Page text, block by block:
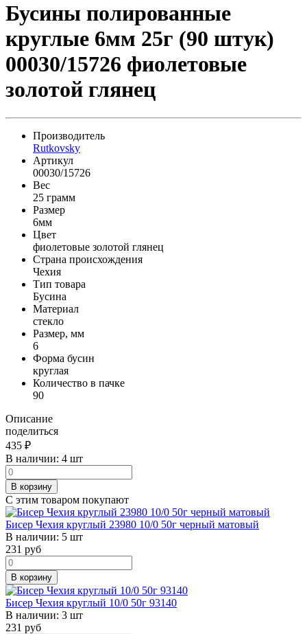
Бусины полированные
круглые 6мм 25г (90 штук)
00030/15726 фиолетовые
золотой глянец
Производитель
Rutkovsky
Артикул
00030/15726
Вес
25 грамм
Размер
6мм
Цвет
фиолетовые золотой глянец
Страна происхождения
Чехия
Тип товара
Бусина
Материал
стекло
Размер, мм
6
Форма бусин
круглая
Количество в пачке
90
Описание
поделиться
435 ₽
В наличии: 4 шт
В корзину
С этим товаром покупают
Бисер Чехия круглый 23980 10/0 50г черный матовый
В наличии: 5 шт
231 руб
В корзину
Бисер Чехия круглый 10/0 50г 93140
В наличии: 3 шт
231 руб